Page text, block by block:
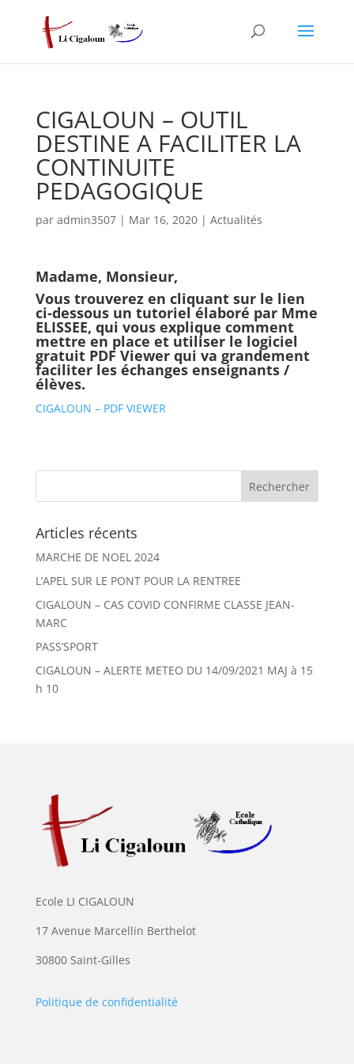
CIGALOUN – OUTIL
DESTINE A FACILITER LA
CONTINUITE
PEDAGOGIQUE
par admin3507| Mar 16, 2020| Actualités
Madame, Monsieur,
Vous trouverez en cliquant sur le lien
ci-dessous un tutoriel élaboré par Mme
ELISSEE, qui vous explique comment
mettre en place et utiliser le logiciel
gratuit PDF Viewer qui va grandement
faciliter les échanges enseignants /
élèves.
CIGALOUN – PDF VIEWER
Articles récents
MARCHE DE NOEL 2024
L’APEL SUR LE PONT POUR LA RENTREE
CIGALOUN – CAS COVID CONFIRME CLASSE JEAN-
MARC
PASS’SPORT
CIGALOUN – ALERTE METEO DU 14/09/2021 MAJ à 15
h 10
Ecole LI CIGALOUN
17 Avenue Marcellin Berthelot
30800 Saint-Gilles
Politique de confidentialité